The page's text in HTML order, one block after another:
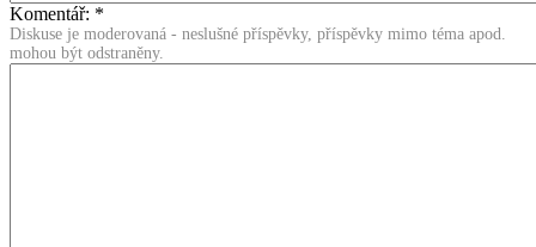
Komentář: *
Diskuse je moderovaná - neslušné příspěvky, příspěvky mimo téma apod.
mohou být odstraněny.